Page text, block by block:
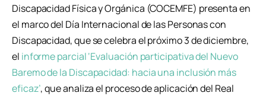
Discapacidad Física y Orgánica (COCEMFE) presenta en
el marco del Día Internacional de las Personas con
Discapacidad, que se celebra el próximo 3 de diciembre,
el informe parcial ‘Evaluación participativa del Nuevo
Baremo de la Discapacidad: hacia una inclusión más
eficaz’, que analiza el proceso de aplicación del Real